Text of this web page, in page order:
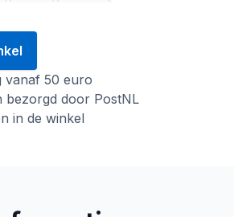
vanaf 50 euro
bezorgd door PostNL
in de winkel